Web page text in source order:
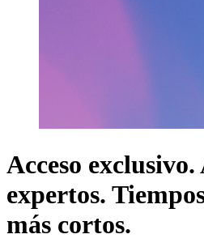
Acceso
expertos.
más cortos.